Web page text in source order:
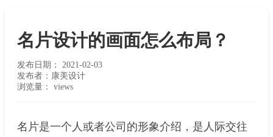
名片设计的画面怎么布局？
发布日期： 2021-02-03
发布者：康美设计
浏览量： views
名片是一个人或者公司的形象介绍，是人际交往